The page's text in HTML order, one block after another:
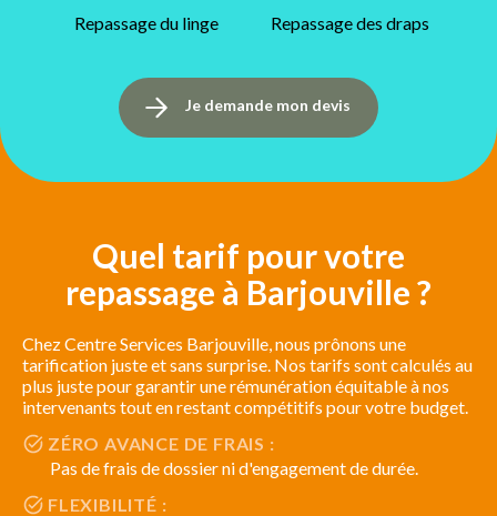
Repassage du linge Repassage des draps
Je demande mon devis
Quel tarif pour votre
repassage à Barjouville ?
Chez Centre Services Barjouville, nous prônons une
tarification juste et sans surprise. Nos tarifs sont calculés au
plus juste pour garantir une rémunération équitable à nos
intervenants tout en restant compétitifs pour votre budget.
ZÉRO AVANCE DE FRAIS :
Pas de frais de dossier ni d'engagement de durée.
FLEXIBILITÉ :